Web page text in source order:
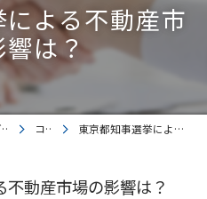
よる不動産市
は？
コラム 東京都知事選挙による不動産市場の影響は？
動産市場の影響は？